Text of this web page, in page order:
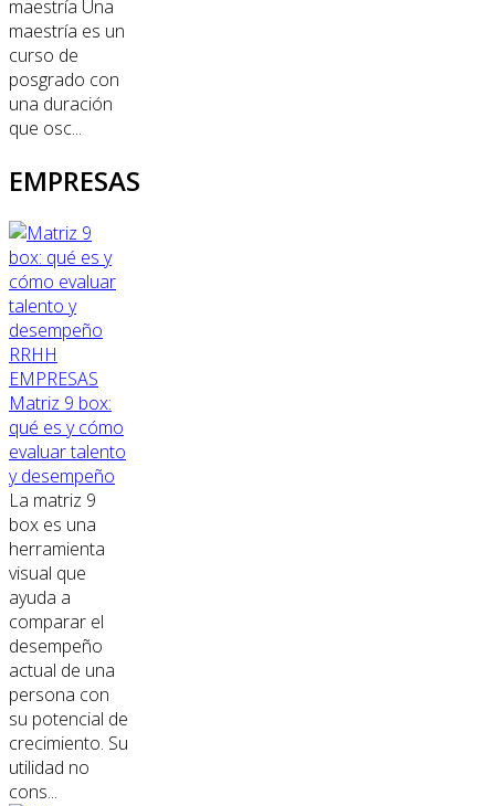
maestría Una
maestría es un
curso de
posgrado con
una duración
que osc...
EMPRESAS
RRHH
EMPRESAS
Matriz 9 box:
qué es y cómo
evaluar talento
y desempeño
La matriz 9
box es una
herramienta
visual que
ayuda a
comparar el
desempeño
actual de una
persona con
su potencial de
crecimiento. Su
utilidad no
cons...